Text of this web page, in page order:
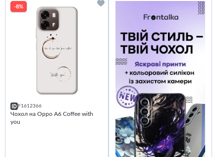
-8%
F1612366
Чохол на Oppo A6 Coffee with
you